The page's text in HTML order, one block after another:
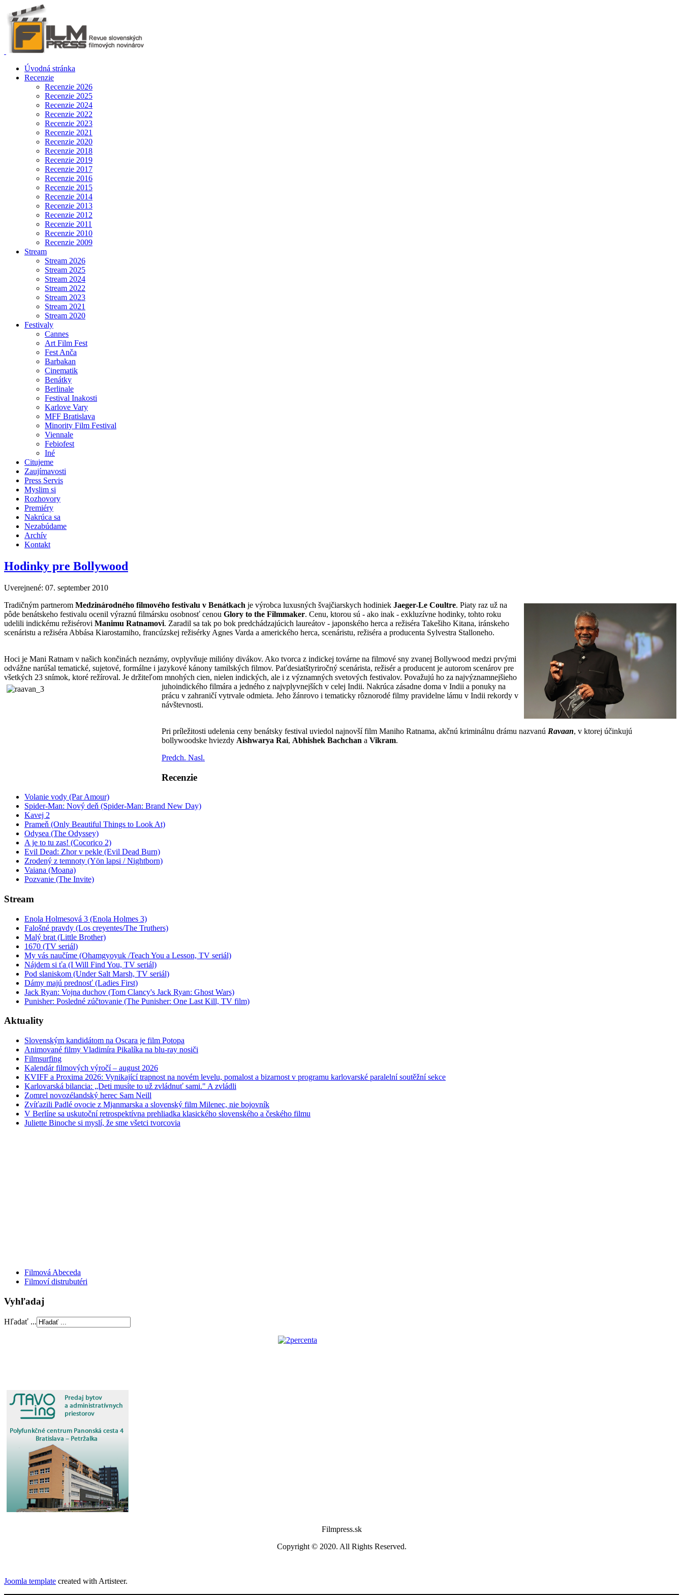
Úvodná stránka
Recenzie
Recenzie 2026
Recenzie 2025
Recenzie 2024
Recenzie 2022
Recenzie 2023
Recenzie 2021
Recenzie 2020
Recenzie 2018
Recenzie 2019
Recenzie 2017
Recenzie 2016
Recenzie 2015
Recenzie 2014
Recenzie 2013
Recenzie 2012
Recenzie 2011
Recenzie 2010
Recenzie 2009
Stream
Stream 2026
Stream 2025
Stream 2024
Stream 2022
Stream 2023
Stream 2021
Stream 2020
Festivaly
Cannes
Art Film Fest
Fest Anča
Barbakan
Cinematik
Benátky
Berlinale
Festival Inakosti
Karlove Vary
MFF Bratislava
Minority Film Festival
Viennale
Febiofest
Iné
Citujeme
Zaujímavosti
Press Servis
Myslim si
Rozhovory
Premiéry
Nakrúca sa
Nezabúdame
Archív
Kontakt
Hodinky pre Bollywood
Uverejnené: 07. september 2010
Tradičným partnerom Medzinárodného filmového festivalu v Benátkach je výrobca luxusných švajčiarskych hodiniek Jaeger-Le Coultre. Piaty raz už na
pôde benátskeho festivalu ocenil výraznú filmársku osobnosť cenou Glory to the Filmmaker. Cenu, ktorou sú - ako inak - exkluzívne hodinky, tohto roku
udelili indickému režisérovi Manimu Ratnamovi. Zaradil sa tak po bok predchádzajúcich laureátov - japonského herca a režiséra Takešiho Kitana, iránskeho
scenáristu a režiséra Abbása Kiarostamiho, francúzskej režisérky Agnes Varda a amerického herca, scenáristu, režiséra a producenta Sylvestra Stalloneho.
Hoci je Mani Ratnam v našich končinách neznámy, ovplyvňuje milióny divákov. Ako tvorca z indickej továrne na filmové sny zvanej Bollywood medzi prvými
odvážne narúšal tematické, sujetové, formálne i jazykové kánony tamilských filmov. Paťdesiatštyriročný scenárista, režisér a producent je autorom scenárov pre
všetkých 23 snímok, ktoré režíroval. Je držiteľom mnohých cien, nielen indických, ale i z významných svetových festivalov. Považujú ho za najvýznamnejšieho
juhoindického filmára a jedného z najvplyvnejších v celej Indii. Nakrúca zásadne doma v Indii a ponuky na
prácu v zahraničí vytrvale odmieta. Jeho žánrovo i tematicky rôznorodé filmy pravidelne lámu v Indii rekordy v
návštevnosti.
Pri príležitosti udelenia ceny benátsky festival uviedol najnovší film Maniho Ratnama, akčnú kriminálnu drámu nazvanú Ravaan, v ktorej účinkujú
bollywoodske hviezdy Aishwarya Rai, Abhishek Bachchan a Vikram.
Predch. Nasl.
Recenzie
Volanie vody (Par Amour)
Spider-Man: Nový deň (Spider-Man: Brand New Day)
Kavej 2
Prameň (Only Beautiful Things to Look At)
Odysea (The Odyssey)
A je to tu zas! (Cocorico 2)
Evil Dead: Zhor v pekle (Evil Dead Burn)
Zrodený z temnoty (Yön lapsi / Nightborn)
Vaiana (Moana)
Pozvanie (The Invite)
Stream
Enola Holmesová 3 (Enola Holmes 3)
Falošné pravdy (Los creyentes/The Truthers)
Malý brat (Little Brother)
1670 (TV seriál)
My vás naučíme (Ohamgyoyuk /Teach You a Lesson, TV seriál)
Nájdem si ťa (I Will Find You, TV seriál)
Pod slaniskom (Under Salt Marsh, TV seriál)
Dámy majú prednosť (Ladies First)
Jack Ryan: Vojna duchov (Tom Clancy's Jack Ryan: Ghost Wars)
Punisher: Posledné zúčtovanie (The Punisher: One Last Kill, TV film)
Aktuality
Slovenským kandidátom na Oscara je film Potopa
Animované filmy Vladimíra Pikalíka na blu-ray nosiči
Filmsurfing
Kalendár filmových výročí – august 2026
KVIFF a Proxima 2026: Vynikající trapnost na novém levelu, pomalost a bizarnost v programu karlovarské paralelní soutěžní sekce
Karlovarská bilancia: „Deti musíte to už zvládnuť sami." A zvládli
Zomrel novozélandský herec Sam Neill
Zvíťazili Padlé ovocie z Mjanmarska a slovenský film Milenec, nie bojovník
V Berlíne sa uskutoční retrospektívna prehliadka klasického slovenského a českého filmu
Juliette Binoche si myslí, že sme všetci tvorcovia
Filmová Abeceda
Filmoví distrubutéri
Vyhľadaj
Hľadať ...
Filmpress.sk
Copyright © 2020. All Rights Reserved.
Joomla template created with Artisteer.